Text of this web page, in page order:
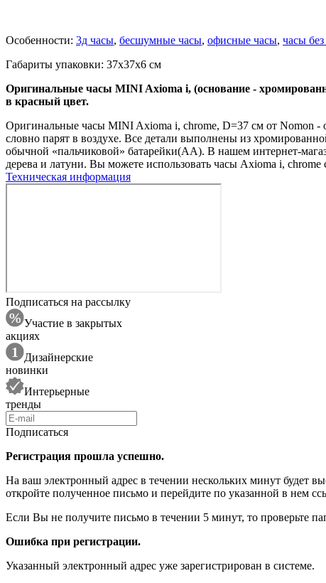
Особенности: 3д часы, бесшумные часы, офисные часы, часы
Габариты упаковки: 37x37x6 см
Оригинальные часы MINI Axioma i, (основание -
в красный цвет.
Оригинальные часы MINI Axioma i, chrome, D=37 см от Nomon
словно парят в воздухе. Все детали выполнены из
обычной «пальчиковой» батарейки(AA). В нашем интернет-
дерева и латуни. Вы можете использовать часы Axioma i,
Техническая информация
Подписаться на рассылку
Участие в закрытых
акциях
Дизайнерские
новинки
Интерьерные
тренды
Подписаться
Регистрация прошла успешно.
На ваш электронный адрес в течении нескольких минут будет
откройте полученное письмо и перейдите по указанной в нем
Если Вы не получите письмо в течении 5 минут, то проверьте
Ошибка при регистрации.
Указанный электронный адрес уже зарегистрирован в системе.